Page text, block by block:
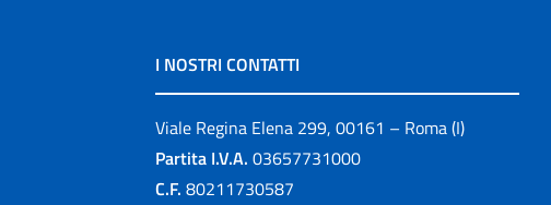
I NOSTRI CONTATTI
Viale Regina Elena 299, 00161 – Roma (I)
Partita I.V.A. 03657731000
C.F. 80211730587